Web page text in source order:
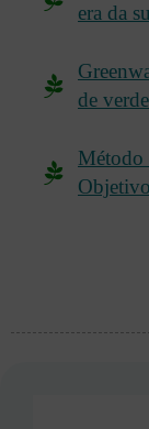
era da
de
Método